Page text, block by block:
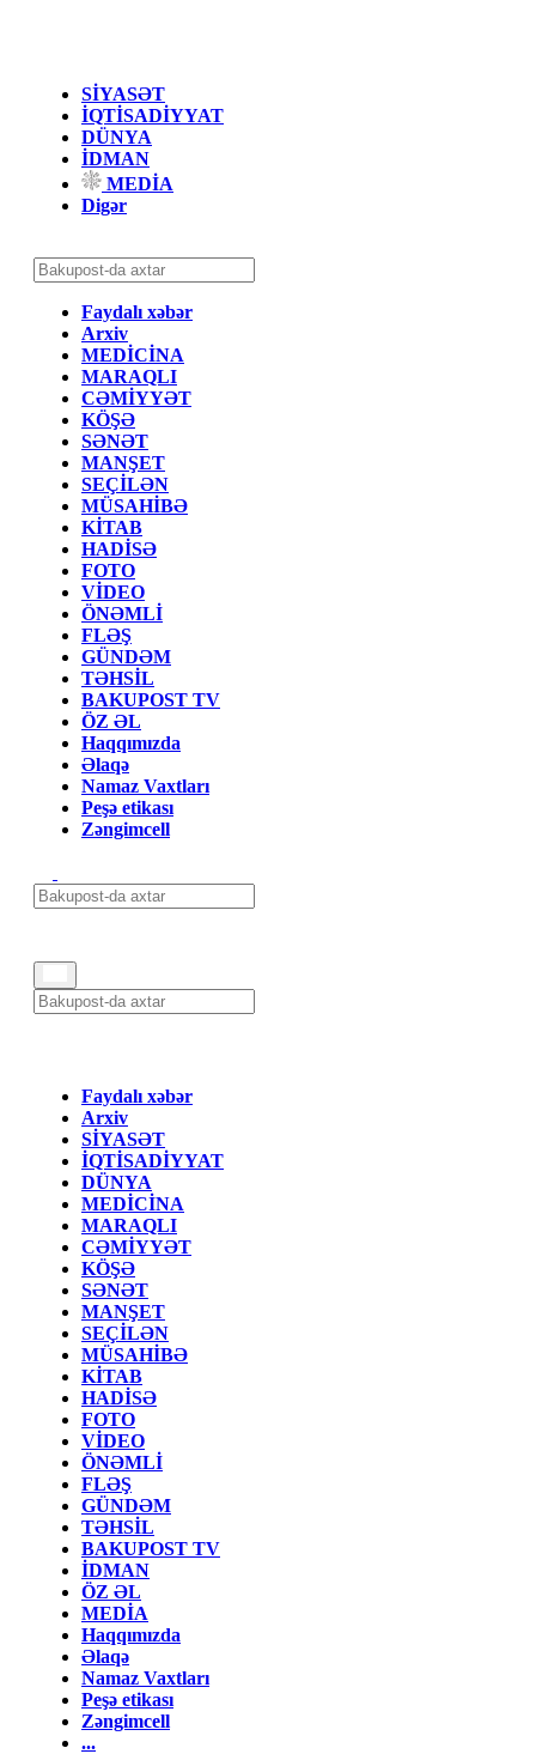
SİYASƏT
İQTİSADİYYAT
DÜNYA
İDMAN
MEDİA
Digər
Faydalı xəbər
Arxiv
MEDİCİNA
MARAQLI
CƏMİYYƏT
KÖŞƏ
SƏNƏT
MANŞET
SEÇİLƏN
MÜSAHİBƏ
KİTAB
HADİSƏ
FOTO
VİDEO
ÖNƏMLİ
FLƏŞ
GÜNDƏM
TƏHSİL
BAKUPOST TV
ÖZ ƏL
Haqqımızda
Əlaqə
Namaz Vaxtları
Peşə etikası
Zəngimcell
Faydalı xəbər
Arxiv
SİYASƏT
İQTİSADİYYAT
DÜNYA
MEDİCİNA
MARAQLI
CƏMİYYƏT
KÖŞƏ
SƏNƏT
MANŞET
SEÇİLƏN
MÜSAHİBƏ
KİTAB
HADİSƏ
FOTO
VİDEO
ÖNƏMLİ
FLƏŞ
GÜNDƏM
TƏHSİL
BAKUPOST TV
İDMAN
ÖZ ƏL
MEDİA
Haqqımızda
Əlaqə
Namaz Vaxtları
Peşə etikası
Zəngimcell
...